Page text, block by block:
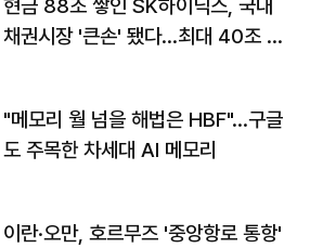
현금 88조 쌓인 SK하이닉스, 국내
채권시장 '큰손' 됐다…최대 40조 투
"메모리 월 넘을 해법은 HBF"…구글
도 주목한 차세대 AI 메모리
이란·오만, 호르무즈 '중앙항로 통항'